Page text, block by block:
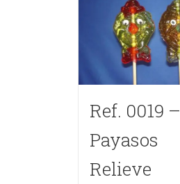
Ref. 0019 –
Payasos
Relieve